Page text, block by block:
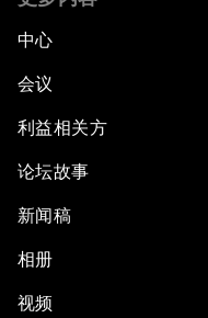
中心
会议
利益相关方
论坛故事
新闻稿
相册
视频